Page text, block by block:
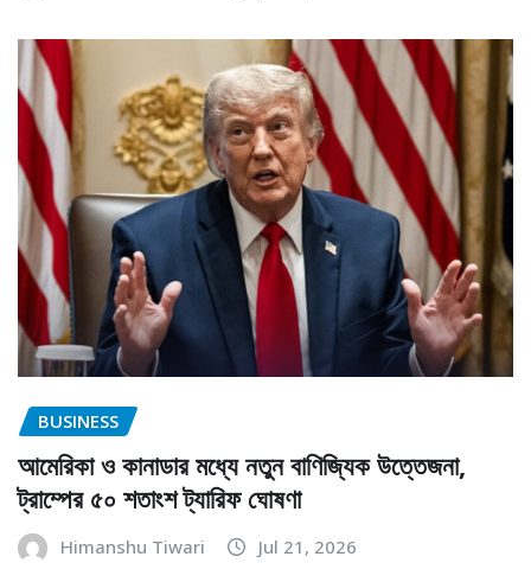
BUSINESS
আমেরিকা ও কানাডার মধ্যে নতুন বাণিজ্যিক উত্তেজনা,
ট্রাম্পের ৫০ শতাংশ ট্যারিফ ঘোষণা
Himanshu Tiwari Jul 21, 2026